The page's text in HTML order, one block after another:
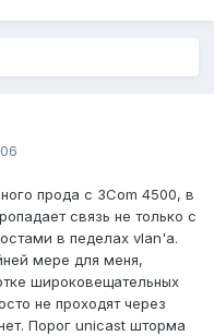
прода с 3Com 4500, в
связь не только с
в педелах vlan'a.
мере для меня,
широковещательных
не проходят через
Порог unicast шторма